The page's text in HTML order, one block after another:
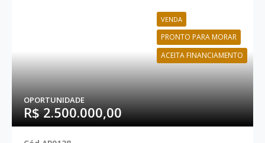
VENDA
PRONTO PARA MORAR
ACEITA FINANCIAMENTO
OPORTUNIDADE
R$ 2.500.000,00